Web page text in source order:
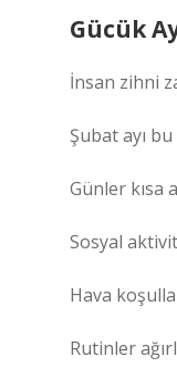
Gücük
İnsan zihni
Şubat ayı
Günler kısa
Sosyal
Hava
Rutinler